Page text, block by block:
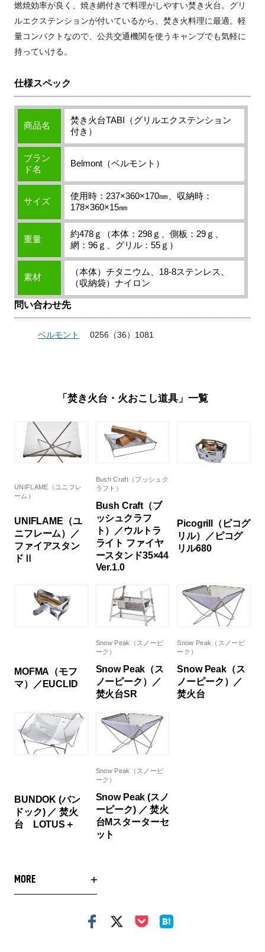
燃焼効率が良く、焼き網付きで料理がしやすい焚き火台。グリ
ルエクステンションが付いているから、焚き火料理に最適。軽
量コンパクトなので、公共交通機関を使うキャンプでも気軽に
持っていける。
仕様スペック
商品名
焚き火台TABI（グリルエクステンション
付き）
ブラン
ド名
Belmont（ベルモント）
サイズ
使用時：237×360×170㎜、収納時：
178×360×15㎜
重量
約478ｇ（本体：298ｇ、側板：29ｇ、
網：96ｇ、グリル：55ｇ）
素材
（本体）チタニウム、18-8ステンレス、
（収納袋）ナイロン
問い合わせ先
ベルモント 0256（36）1081
「焚き火台・火おこし道具」一覧
UNIFLAME（ユニフレ
ーム）
UNIFLAME（ユ
ニフレーム）／
ファイアスタン
ドⅡ
Bush Craft（ブッシュク
ラフト）
Bush Craft（ブ
ッシュクラフ
ト）／ウルトラ
ライト ファイヤ
ースタンド35×44
Ver.1.0
Picogrill（ピコグ
リル）／ピコグ
リル680
MOFMA（モフ
マ）／EUCLID
Snow Peak（スノーピ
ーク）
Snow Peak（ス
ノーピーク）／
焚火台SR
Snow Peak（スノーピ
ーク）
Snow Peak（ス
ノーピーク）／
焚火台
BUNDOK (バン
ドック) ／ 焚火
台 LOTUS＋
Snow Peak（スノーピ
ーク）
Snow Peak (スノ
ーピーク) ／ 焚火
台Mスターターセ
ット
MORE